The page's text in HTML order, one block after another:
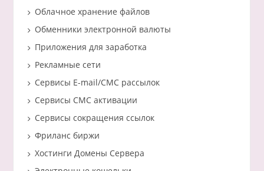
Облачное хранение файлов
Обменники электронной валюты
Приложения для заработка
Рекламные сети
Сервисы E-mail/СМС рассылок
Сервисы СМС активации
Сервисы сокращения ссылок
Фриланс биржи
Хостинги Домены Сервера